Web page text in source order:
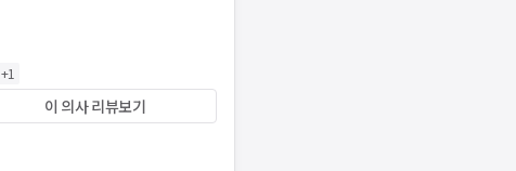
+1
이 의사 리뷰보기